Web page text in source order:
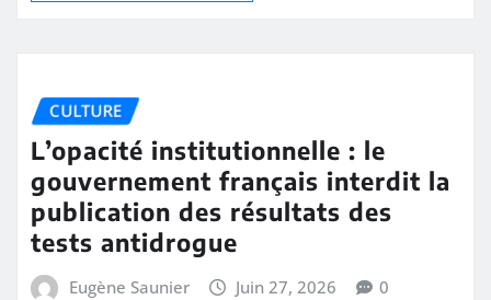
CULTURE
L’opacité institutionnelle : le
gouvernement français interdit la
publication des résultats des
tests antidrogue
Eugène Saunier Juin 27, 2026 0